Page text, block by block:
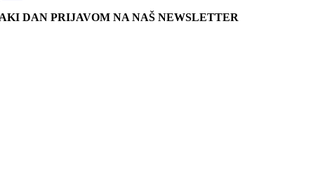
DAN PRIJAVOM NA NAŠ NEWSLETTER